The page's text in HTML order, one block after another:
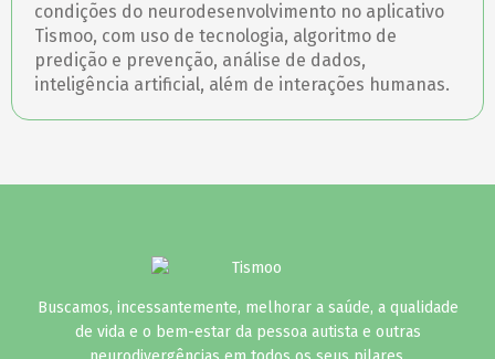
condições do neurodesenvolvimento no aplicativo
Tismoo, com uso de tecnologia, algoritmo de
predição e prevenção, análise de dados,
inteligência artificial, além de interações humanas.
Buscamos, incessantemente, melhorar a saúde, a qualidade
de vida e o bem-estar da pessoa autista e outras